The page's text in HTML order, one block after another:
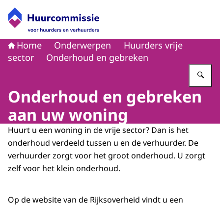
Naar de homepage van Huurcommissie
Home Onderwerpen
Huurders vrije
sector
Onderhoud en gebreken
Onderhoud en gebreken
aan uw woning
Huurt u een woning in de vrije sector? Dan is het
onderhoud verdeeld tussen u en de verhuurder. De
verhuurder zorgt voor het groot onderhoud. U zorgt
zelf voor het klein onderhoud.
Op de website van de Rijksoverheid vindt u een